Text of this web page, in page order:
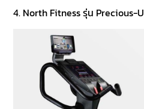
4. North Fitness รุ่น Precious-U